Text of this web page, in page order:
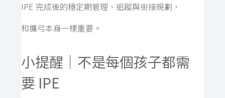
IPE 完成後的穩定期管理、追蹤與銜接規劃，
和擴弓本身一樣重要。
小提醒｜不是每個孩子都需
要 IPE